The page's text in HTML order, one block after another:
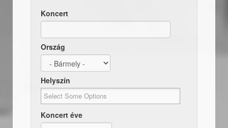
Koncert
Ország
Helyszín
Koncert éve